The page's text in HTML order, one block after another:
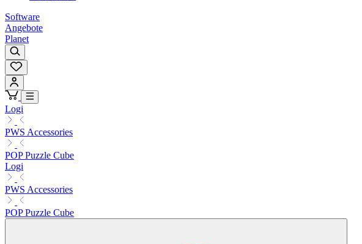
Software
Angebote
Planet
Logi
PWS Accessories
POP Puzzle Cube
Logi
PWS Accessories
POP Puzzle Cube